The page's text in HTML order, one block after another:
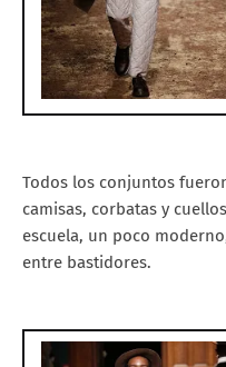
Todos los conjuntos
camisas, corbatas y
escuela, un poco
entre bastidores.